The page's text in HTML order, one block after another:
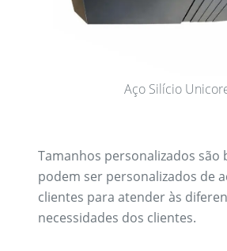
Aço Silício
Tamanhos personalizados são
podem ser personalizados de
clientes para atender às
necessidades dos clientes.